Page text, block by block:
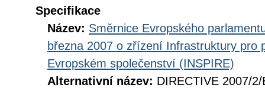
Specifikace
Název: Směrnice Evropského
března 2007 o zřízení Infrastruktury pro
Evropském společenství (INSPIRE)
Alternativní název: DIRECTIVE 2007/